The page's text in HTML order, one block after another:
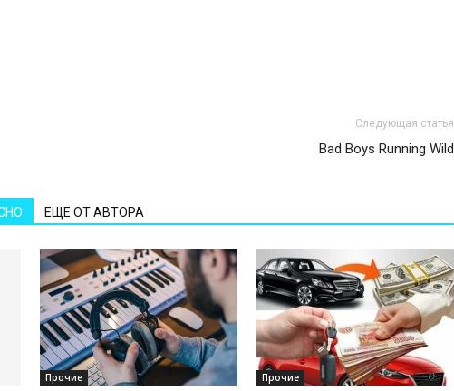
Следующая статья
Bad Boys Running Wild
ЕЩЕ ОТ АВТОРА
Прочие Прочие